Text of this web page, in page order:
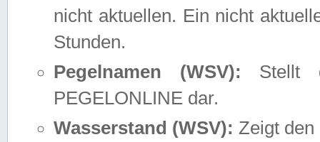
nicht aktuellen. Ein nicht
Stunden.
Pegelnamen (WSV): Stellt
PEGELONLINE dar.
Wasserstand (WSV): Zeigt den